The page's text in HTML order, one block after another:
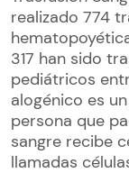
realizado 774
317 han sido
pediátricos
alogénico es
persona que
sangre recibe
llamadas